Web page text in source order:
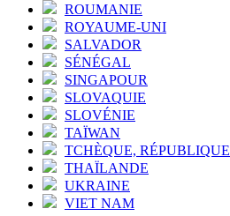
ROUMANIE
ROYAUME-UNI
SALVADOR
SÉNÉGAL
SINGAPOUR
SLOVAQUIE
SLOVÉNIE
TAÏWAN
TCHÈQUE, RÉPUBLIQUE
THAÏLANDE
UKRAINE
VIET NAM